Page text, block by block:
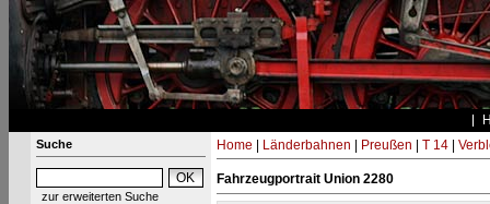
Suche
zur erweiterten Suche
Home Länderbahnen Preußen T 14|
Fahrzeugportrait Union 2280